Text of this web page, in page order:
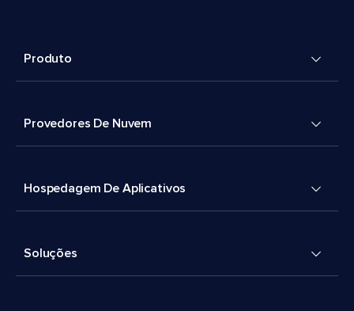
Produto
Provedores De Nuvem
Hospedagem De Aplicativos
Soluções